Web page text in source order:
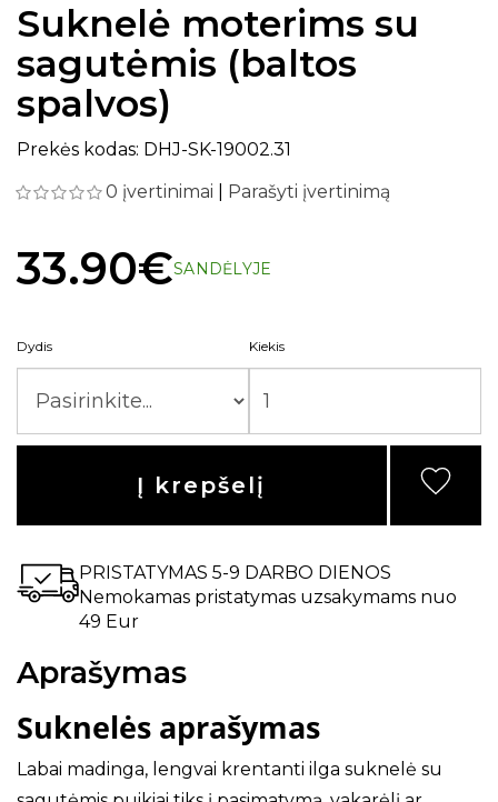
Suknelė moterims su
sagutėmis (baltos
spalvos)
Prekės kodas: DHJ-SK-19002.31
0 įvertinimai
Parašyti įvertinimą
33.90€SANDĖLYJE
Dydis Kiekis
Į krepšelį
PRISTATYMAS 5-9 DARBO DIENOS
Nemokamas pristatymas uzsakymams nuo
49 Eur
Aprašymas
Suknelės aprašymas
Labai madinga, lengvai krentanti ilga suknelė su